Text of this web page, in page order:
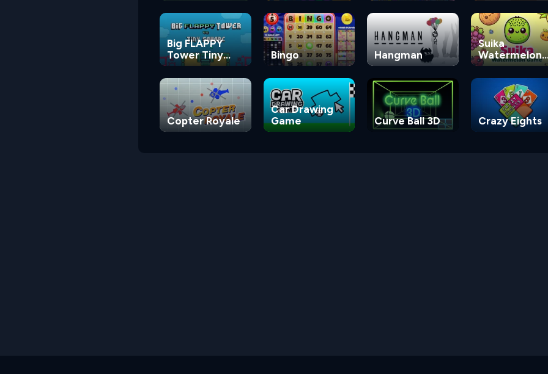
Big FLAPPY
Tower Tiny
Square
Bingo Hangman
Suika
Watermelon
Game
Copter Royale
Car Drawing
Game
Curve Ball 3D Crazy Eights